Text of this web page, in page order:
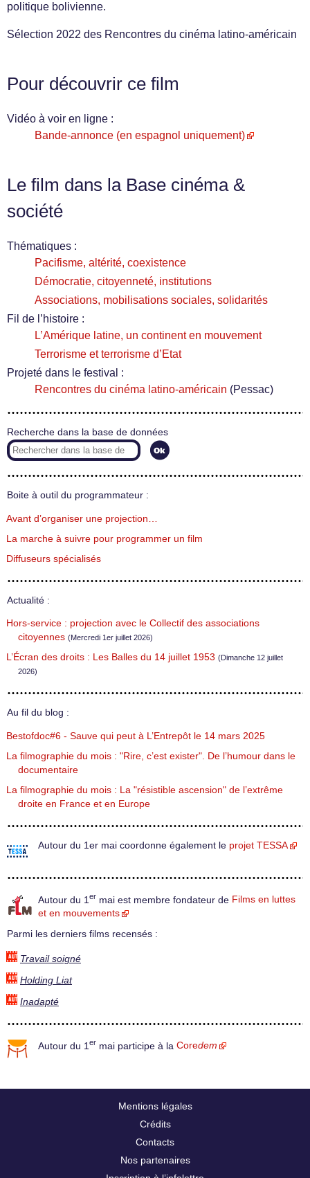
politique bolivienne.
Sélection 2022 des Rencontres du cinéma latino-américain
Pour découvrir ce film
Vidéo à voir en ligne :
Bande-annonce (en espagnol uniquement)
Le film dans la Base cinéma &
société
Thématiques :
Pacifisme, altérité, coexistence
Démocratie, citoyenneté, institutions
Associations, mobilisations sociales, solidarités
Fil de l’histoire :
L’Amérique latine, un continent en mouvement
Terrorisme et terrorisme d’Etat
Projeté dans le festival :
Rencontres du cinéma latino-américain (Pessac)
Recherche dans la base de données
Boite à outil du programmateur :
Avant d’organiser une projection…
La marche à suivre pour programmer un film
Diffuseurs spécialisés
Actualité :
Hors-service : projection avec le Collectif des associations
citoyennes (Mercredi 1er juillet 2026)
L’Écran des droits : Les Balles du 14 juillet 1953 (Dimanche 12 juillet
2026)
Au fil du blog :
Bestofdoc#6 - Sauve qui peut à L’Entrepôt le 14 mars 2025
La filmographie du mois : "Rire, c’est exister". De l’humour dans le
documentaire
La filmographie du mois : La "résistible ascension" de l’extrême
droite en France et en Europe
Autour du 1er mai coordonne également le projet TESSA
Autour du 1 er mai est membre fondateur de Films en luttes
et en mouvements
Parmi les derniers films recensés :
Travail soigné
Holding Liat
Inadapté
Autour du 1 er mai participe à la Coredem
Mentions légales
Crédits
Contacts
Nos partenaires